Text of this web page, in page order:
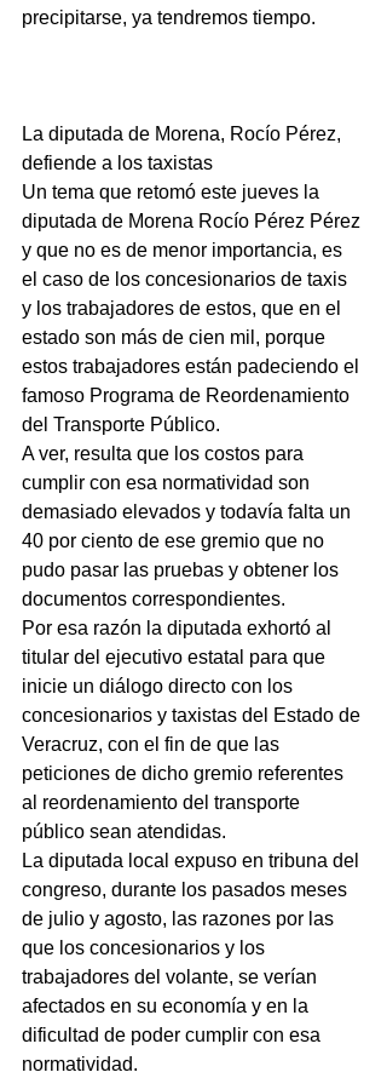
precipitarse, ya tendremos tiempo.
La diputada de Morena, Rocío Pérez,
defiende a los taxistas
Un tema que retomó este jueves la
diputada de Morena Rocío Pérez Pérez
y que no es de menor importancia, es
el caso de los concesionarios de taxis
y los trabajadores de estos, que en el
estado son más de cien mil, porque
estos trabajadores están padeciendo el
famoso Programa de Reordenamiento
del Transporte Público.
A ver, resulta que los costos para
cumplir con esa normatividad son
demasiado elevados y todavía falta un
40 por ciento de ese gremio que no
pudo pasar las pruebas y obtener los
documentos correspondientes.
Por esa razón la diputada exhortó al
titular del ejecutivo estatal para que
inicie un diálogo directo con los
concesionarios y taxistas del Estado de
Veracruz, con el fin de que las
peticiones de dicho gremio referentes
al reordenamiento del transporte
público sean atendidas.
La diputada local expuso en tribuna del
congreso, durante los pasados meses
de julio y agosto, las razones por las
que los concesionarios y los
trabajadores del volante, se verían
afectados en su economía y en la
dificultad de poder cumplir con esa
normatividad.